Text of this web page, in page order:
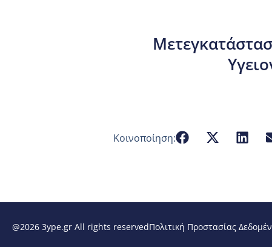
Κοινοποίηση:
@2026 3ype.gr All rights reservedΠολιτική Προστασίας